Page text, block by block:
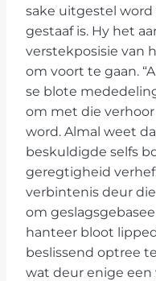
sake uitgestel
gestaaf is. Hy het
verstekposisie van
om voort te gaan.
se blote
om met die verhoor
word. Almal weet
beskuldigde selfs
geregtigheid
verbintenis deur
om
hanteer bloot
beslissend optree
wat deur enige een